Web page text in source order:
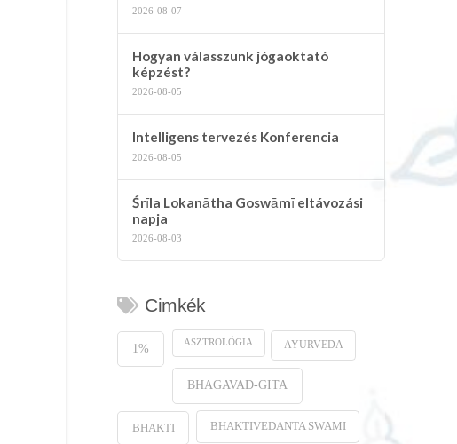
2026-08-07
Hogyan válasszunk jógaoktató
képzést?
2026-08-05
Intelligens tervezés Konferencia
2026-08-05
Śrīla Lokanātha Goswāmī eltávozási
napja
2026-08-03
Cimkék
1% ASZTROLÓGIA AYURVEDA
BHAGAVAD-GITA
BHAKTI BHAKTIVEDANTA SWAMI